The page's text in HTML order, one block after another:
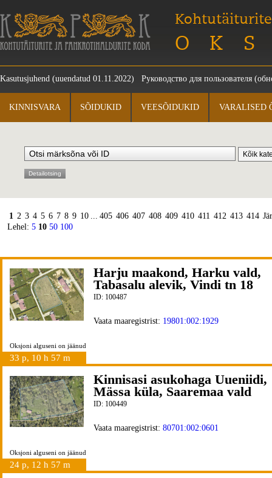
Kasutusjuhend (uuendatud 01.11.2022) Руководство для пользователя
KINNISVARA SÕIDUKID VEESÕIDUKID VARALISED
Detailotsing
1 2 3 4 5 6 7 8 9 10 ... 405 406 407 408 409 410 411 412 413 414
Lehel: 5 10 50 100
Oksjoni alguseni on jäänud
33 p, 10 h 57 m
Harju maakond, Harku vald,
Tabasalu alevik, Vindi tn 18
ID: 100487
Vaata maaregistrist: 19801:002:1929
Oksjoni alguseni on jäänud
24 p, 12 h 57 m
Kinnisasi asukohaga Uueniidi,
Mässa küla, Saaremaa vald
ID: 100449
Vaata maaregistrist: 80701:002:0601